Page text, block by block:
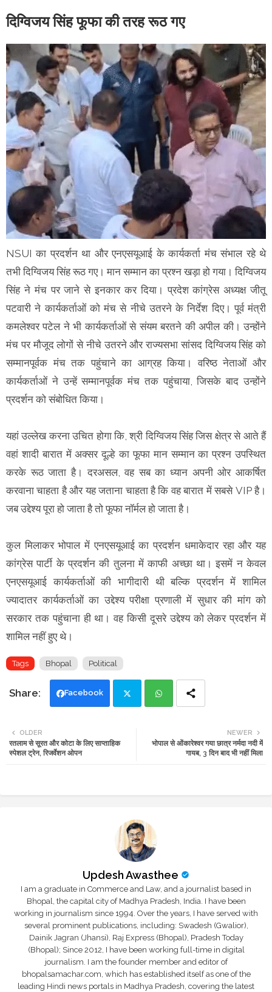
दिग्विजय सिंह फूफा की तरह रूठ गए
NSUI का प्रदर्शन था और एनएसयूआई के कार्यकर्ता मंच संभाल रहे थे
तभी दिग्विजय सिंह रूठ गए। मान सम्मान का प्रश्न खड़ा हो गया। दिग्विजय
सिंह ने मंच पर जाने से इनकार कर दिया। प्रदेश कांग्रेस अध्यक्ष जीतू
पटवारी ने कार्यकर्ताओं को मंच से नीचे उतरने के निर्देश दिए। पूर्व मंत्री
कमलेश्वर पटेल ने भी कार्यकर्ताओं से संयम बरतने की अपील की। उन्होंने
मंच पर मौजूद लोगों से नीचे उतरने और राज्यसभा सांसद दिग्विजय सिंह को
सम्मानपूर्वक मंच तक पहुंचाने का आग्रह किया। वरिष्ठ नेताओं और
कार्यकर्ताओं ने उन्हें सम्मानपूर्वक मंच तक पहुंचाया, जिसके बाद उन्होंने
प्रदर्शन को संबोधित किया।
यहां उल्लेख करना उचित होगा कि, श्री दिग्विजय सिंह जिस क्षेत्र से आते हैं
वहां शादी बारात में अक्सर दूल्हे का फूफा मान सम्मान का प्रश्न उपस्थित
करके रूठ जाता है। दरअसल, वह सब का ध्यान अपनी ओर आकर्षित
करवाना चाहता है और यह जताना चाहता है कि वह बारात में सबसे VIP है।
जब उद्देश्य पूरा हो जाता है तो फूफा नॉर्मल हो जाता है।
कुल मिलाकर भोपाल में एनएसयूआई का प्रदर्शन धमाकेदार रहा और यह
कांग्रेस पार्टी के प्रदर्शन की तुलना में काफी अच्छा था। इसमें न केवल
एनएसयूआई कार्यकर्ताओं की भागीदारी थी बल्कि प्रदर्शन में शामिल
ज्यादातर कार्यकर्ताओं का उद्देश्य परीक्षा प्रणाली में सुधार की मांग को
सरकार तक पहुंचाना ही था। वह किसी दूसरे उद्देश्य को लेकर प्रदर्शन में
शामिल नहीं हुए थे।
Tags Bhopal Political
Facebook
ats
NEWER
भोपाल से ओंकारेश्वर गया छात्र नर्मदा नदी में
गायब, 3 दिन बाद भी नहीं मिला
OLDER
रतलाम से सूरत और कोटा के लिए साप्ताहिक
स्पेशल ट्रेन, रिजर्वेशन ओपन
Updesh Awasthee
I am a graduate in Commerce and Law, and a journalist based in
Bhopal, the capital city of Madhya Pradesh, India. I have been
working in journalism since 1994. Over the years, I have served with
several prominent publications, including: Swadesh (Gwalior),
Dainik Jagran (Jhansi), Raj Express (Bhopal), Pradesh Today
(Bhopal); Since 2012, I have been working full-time in digital
journalism. I am the founder member and editor of
bhopalsamachar.com, which has established itself as one of the
leading Hindi news portals in Madhya Pradesh, covering the latest